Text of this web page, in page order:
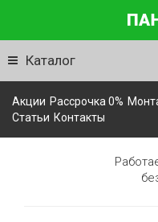
Каталог
Акции Рассрочка 0%
Статьи Контакты